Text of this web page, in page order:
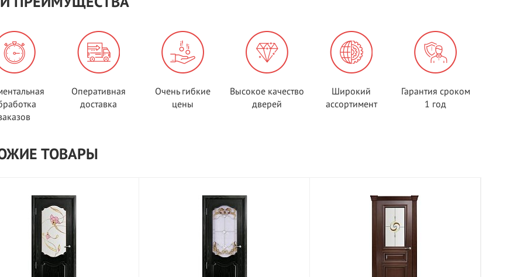
Оперативная
доставка
Очень гибкие
цены
Высокое качество
дверей
Широкий
ассортимент
Гарантия сроком
1 год
ТОВАРЫ